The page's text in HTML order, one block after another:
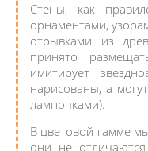
Стены, как
орнаментами,
отрывками из
принято
имитирует
нарисованы, а
лампочками).
В цветовой гамме
они не